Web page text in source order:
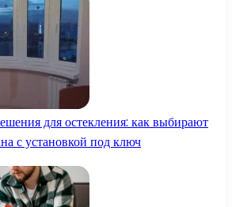
для остекления: как выбирают
с установкой под ключ